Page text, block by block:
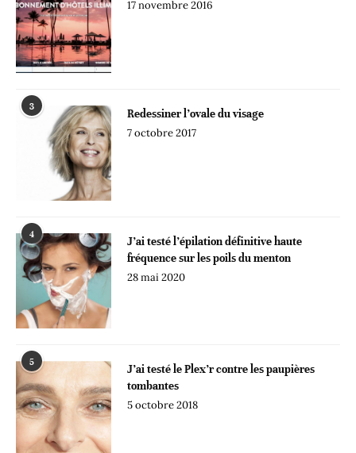
17 novembre 2016
3
Redessiner l’ovale du visage
7 octobre 2017
4
J’ai testé l’épilation définitive haute
fréquence sur les poils du menton
28 mai 2020
5
J’ai testé le Plex’r contre les paupières
tombantes
5 octobre 2018